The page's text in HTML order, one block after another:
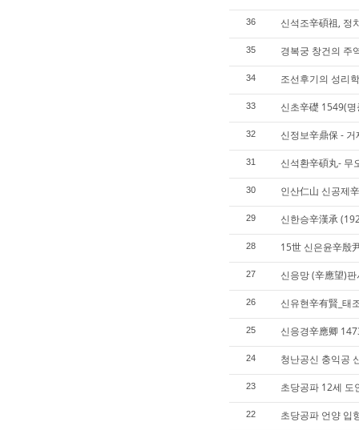
36 신석조辛碩祖, 정
35 경복궁 창건의 주
34 조선후기의 성리
33 신초辛礎 1549(
32 신정보辛鼎保 -
31 신석환辛碩丸- 무
30 인산仁山 신공제
29 신한승辛漢承
28 15世 신은윤辛殷
27 신응망 (辛應望)
26 신유현辛有賢_태
25 신응경辛應卿
24 청난공신 충익공
23 초당공파 12세 도
22 초당공파 언양 입